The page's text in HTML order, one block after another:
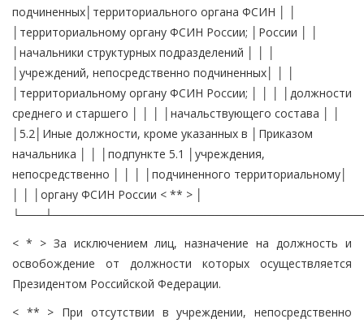
подчиненных│территориального органа ФСИН │ │
│территориальному органу ФСИН России; │России │ │
│начальники структурных подразделений │ │ │
│учреждений, непосредственно подчиненных│ │ │
│территориальному органу ФСИН России; │ │ │ │должности
среднего и старшего │ │ │ │начальствующего состава │ │
│5.2│Иные должности, кроме указанных в │Приказом
начальника │ │ │подпункте 5.1 │учреждения,
непосредственно │ │ │ │подчиненного территориальному│
│ │ │органу ФСИН России < ** > │
< * > За исключением лиц, назначение на должность и
освобождение от должности которых осуществляется
Президентом Российской Федерации.
< ** > При отсутствии в учреждении, непосредственно